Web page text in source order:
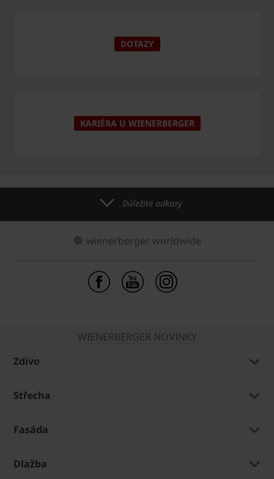
DOTAZY
KARIÉRA U WIENERBERGER
Důležité odkazy
wienerberger worldwide
WIENERBERGER NOVINKY
Zdivo
Střecha
Fasáda
Dlažba